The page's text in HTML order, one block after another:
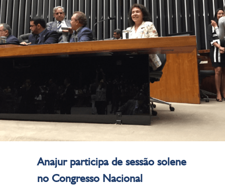
Anajur participa de sessão solene
no Congresso Nacional